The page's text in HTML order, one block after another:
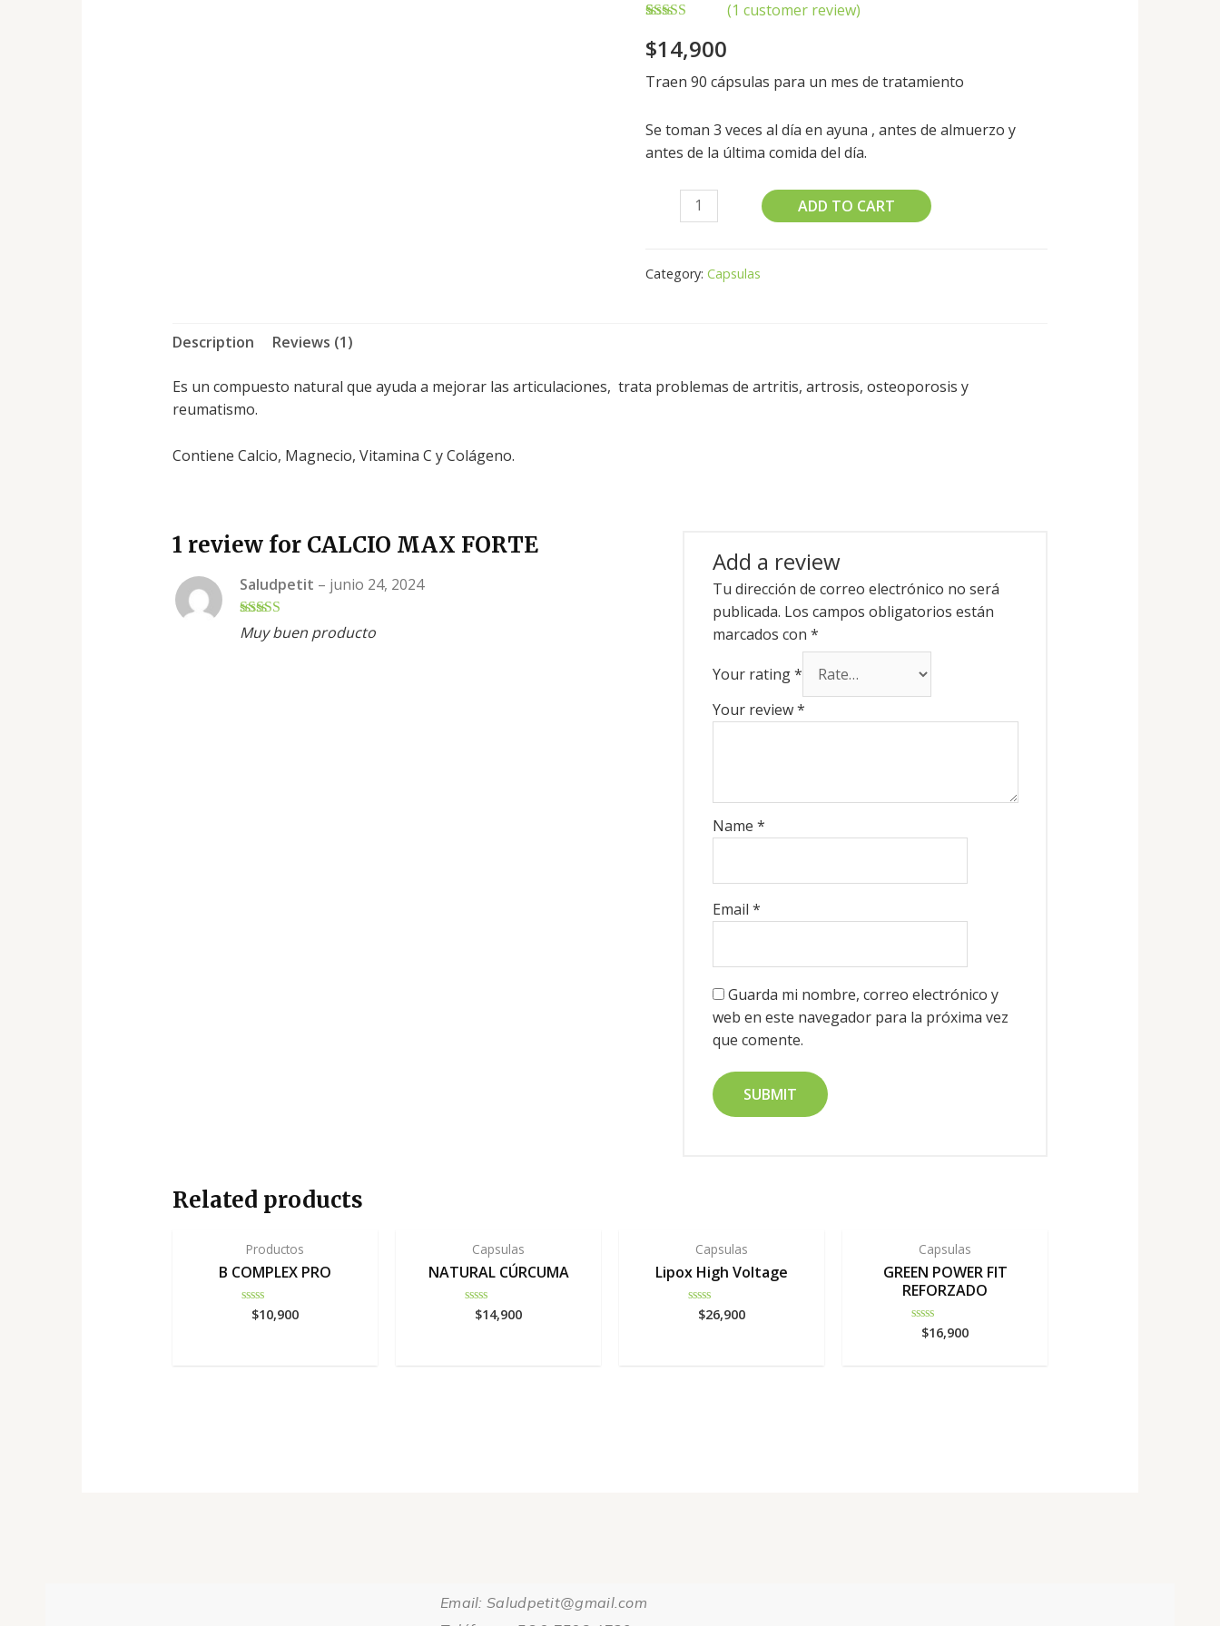
out of 5
based on
customer
rating
(1 customer review)
$14,900
Traen 90 cápsulas para un mes de tratamiento
Se toman 3 veces al día en ayuna , antes de almuerzo y
antes de la última comida del día.
ADD TO CART
Category: Capsulas
Description Reviews (1)
Es un compuesto natural que ayuda a mejorar las articulaciones, trata problemas de artritis, artrosis, osteoporosis y
reumatismo.
Contiene Calcio, Magnecio, Vitamina C y Colágeno.
1 review for CALCIO MAX FORTE
Rated5out
of 5
Saludpetit – junio 24, 2024
Muy buen producto
Add a review
Tu dirección de correo electrónico no será
publicada. Los campos obligatorios están
marcados con *
Your rating*
Your review*
Name *
Email *
Guarda mi nombre, correo electrónico y
web en este navegador para la próxima vez
que comente.
Related products
Productos
B COMPLEX PRO
Rated
$10,900
Capsulas
NATURAL CÚRCUMA
Rated
$14,900
Capsulas
Lipox High Voltage
Rated
$26,900
Capsulas
GREEN POWER FIT
REFORZADO
Rated
$16,900
Email: Saludpetit@gmail.com